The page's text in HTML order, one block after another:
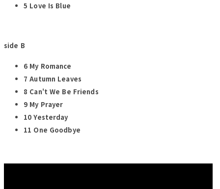
5 Love Is Blue
side B
6 My Romance
7 Autumn Leaves
8 Can't We Be Friends
9 My Prayer
10 Yesterday
11 One Goodbye